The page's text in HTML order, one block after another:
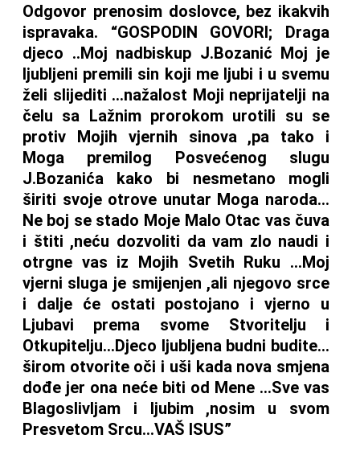
Odgovor prenosim doslovce, bez ikakvih
ispravaka. “GOSPODIN GOVORI; Draga
djeco ..Moj nadbiskup J.Bozanić Moj je
ljubljeni premili sin koji me ljubi i u svemu
želi slijediti …nažalost Moji neprijatelji na
čelu sa Lažnim prorokom urotili su se
protiv Mojih vjernih sinova ,pa tako i
Moga premilog Posvećenog slugu
J.Bozanića kako bi nesmetano mogli
širiti svoje otrove unutar Moga naroda…
Ne boj se stado Moje Malo Otac vas čuva
i štiti ,neću dozvoliti da vam zlo naudi i
otrgne vas iz Mojih Svetih Ruku …Moj
vjerni sluga je smijenjen ,ali njegovo srce
i dalje će ostati postojano i vjerno u
Ljubavi prema svome Stvoritelju i
Otkupitelju…Djeco ljubljena budni budite…
širom otvorite oči i uši kada nova smjena
dođe jer ona neće biti od Mene …Sve vas
Blagoslivljam i ljubim ,nosim u svom
Presvetom Srcu…VAŠ ISUS”